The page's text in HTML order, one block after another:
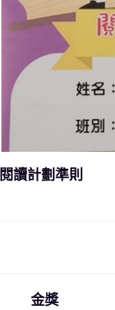
閱讀計劃準則
金獎